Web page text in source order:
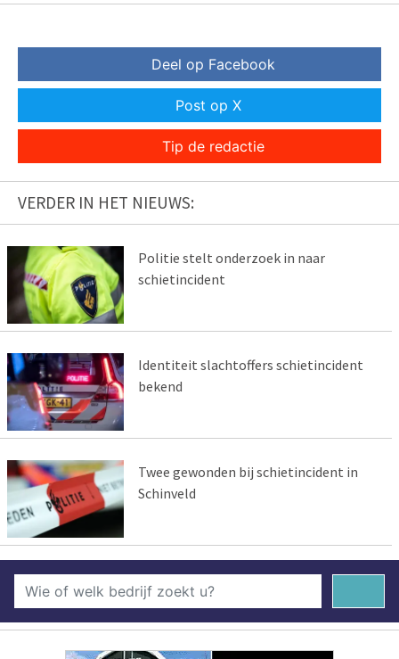
Deel op Facebook
Post op X
Tip de redactie
VERDER IN HET NIEUWS:
Politie stelt onderzoek in naar
schietincident
Identiteit slachtoffers schietincident
bekend
Twee gewonden bij schietincident in
Schinveld